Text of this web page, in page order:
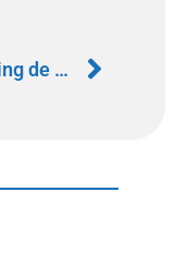
Marketing de Conteúdo